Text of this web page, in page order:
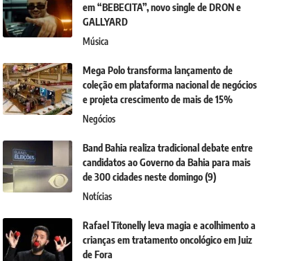
em “BEBECITA”, novo single de DRON e
GALLYARD
Música
Mega Polo transforma lançamento de
coleção em plataforma nacional de negócios
e projeta crescimento de mais de 15%
Negócios
Band Bahia realiza tradicional debate entre
candidatos ao Governo da Bahia para mais
de 300 cidades neste domingo (9)
Notícias
Rafael Titonelly leva magia e acolhimento a
crianças em tratamento oncológico em Juiz
de Fora